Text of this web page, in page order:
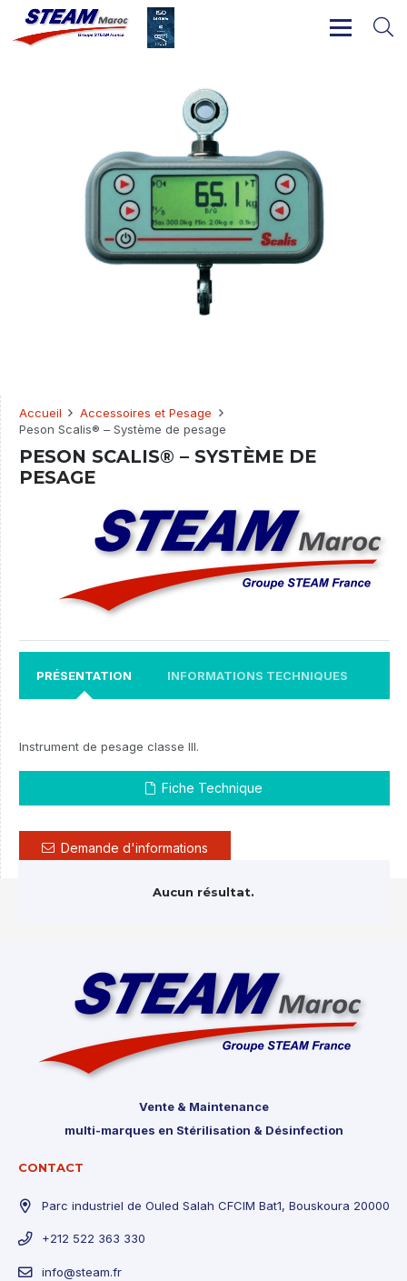
Accueil
Accessoires et Pesage
Peson Scalis® – Système de pesage
PESON SCALIS® – SYSTÈME DE
PESAGE
PRÉSENTATION INFORMATIONS TECHNIQUES
Instrument de pesage classe III.
Fiche Technique
Demande d'informations
Aucun résultat.
Vente & Maintenance
multi-marques en Stérilisation & Désinfection
CONTACT
Parc industriel de Ouled Salah CFCIM Bat1, Bouskoura 20000
+212 522 363 330
info@steam.fr